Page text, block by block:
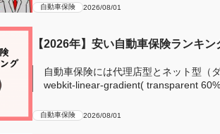
自動車保険 2026/08/01
【2026年】安い自動車保険ランキ
自動車保険には代理店型とネット型（
webkit-linear-gradient( transparent
自動車保険 2026/08/01